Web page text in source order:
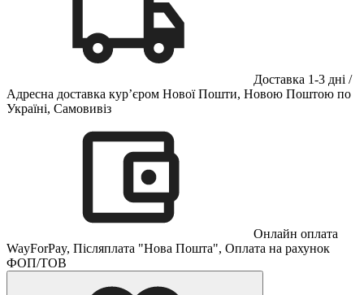
Доставка 1-3 дні /
Адресна доставка кур’єром Нової Пошти, Новою Поштою по
Україні, Самовивіз
Онлайн оплата
WayForPay, Післяплата "Нова Пошта", Оплата на рахунок
ФОП/ТОВ